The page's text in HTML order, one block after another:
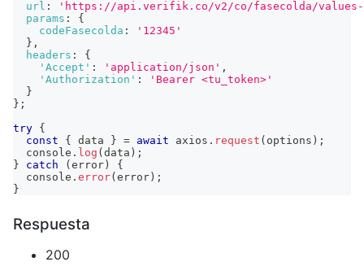
url :
'https://api.verifik.co/v2/co/fasecolda/values-
params :
{
codeFasecolda :
'12345'
} ,
headers :
{
'Accept' : 'application/json' ,
'Authorization' :
'Bearer <tu_token>'
}
} ;
try {
const
{ data } = await axios . request ( options ) ;
console . log ( data ) ;
}
catch ( error )
{
console . error( error ) ;
}
Respuesta
200